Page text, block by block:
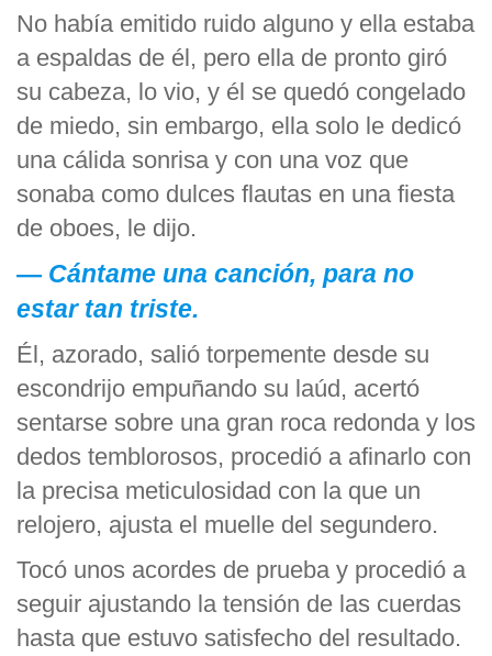
No había emitido ruido alguno y ella estaba
a espaldas de él, pero ella de pronto giró
su cabeza, lo vio, y él se quedó congelado
de miedo, sin embargo, ella solo le dedicó
una cálida sonrisa y con una voz que
sonaba como dulces flautas en una fiesta
de oboes, le dijo.
— Cántame una canción, para no
estar tan triste.
Él, azorado, salió torpemente desde su
escondrijo empuñando su laúd, acertó
sentarse sobre una gran roca redonda y los
dedos temblorosos, procedió a afinarlo con
la precisa meticulosidad con la que un
relojero, ajusta el muelle del segundero.
Tocó unos acordes de prueba y procedió a
seguir ajustando la tensión de las cuerdas
hasta que estuvo satisfecho del resultado.